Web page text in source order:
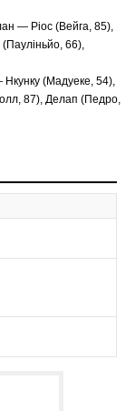
— Ріос (Вейга, 85),
66),
(Мадуеке, 54),
87), Делап (Педро,